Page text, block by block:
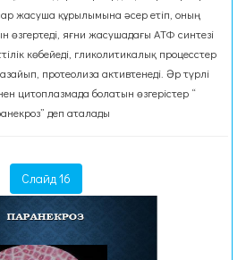
жасуша құрылымына әсер етіп, оның
өзгертеді, яғни жасушадағы АТФ синтезі
көбейеді, гликолитикалық процесстер
протеолиза активтенеді. Әр түрлі
цитоплазмада болатын өзгерістер “
деп аталады
Слайд 16